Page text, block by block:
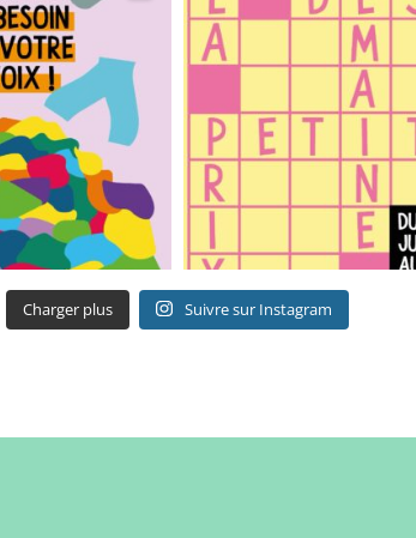
Charger plus Suivre sur Instagram